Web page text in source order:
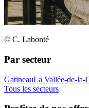
© C. Labonté
Par secteur
GatineauLa Vallée-de-la-
Tous les secteurs